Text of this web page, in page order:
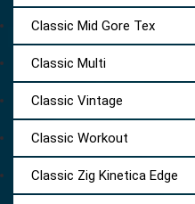
Classic Mid Gore Tex
Classic Multi
Classic Vintage
Classic Workout
Classic Zig Kinetica Edge